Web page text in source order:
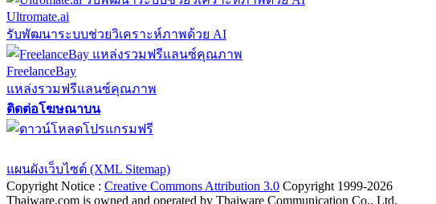
Ultromate.ai
รับพัฒนาระบบช่วยวิเคราะห์ภาพด้วย AI
FreelanceBay
แหล่งรวมฟรีแลนซ์คุณภาพ
ติดต่อโฆษณาบน
แผนผังเว็บไซต์ (XML Sitemap)
Copyright Notice : Creative Commons Attribution 3.0 Copyright 1999-2026
Thaiware.com is owned and operated by Thaiware Communication Co., Ltd.